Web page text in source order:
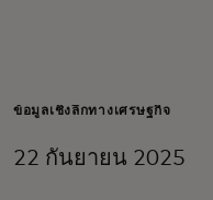
สำหรับธุรกิจ
ข้อมูลเชิงลึกทางเศรษฐกิจ
22 กันยายน 2025